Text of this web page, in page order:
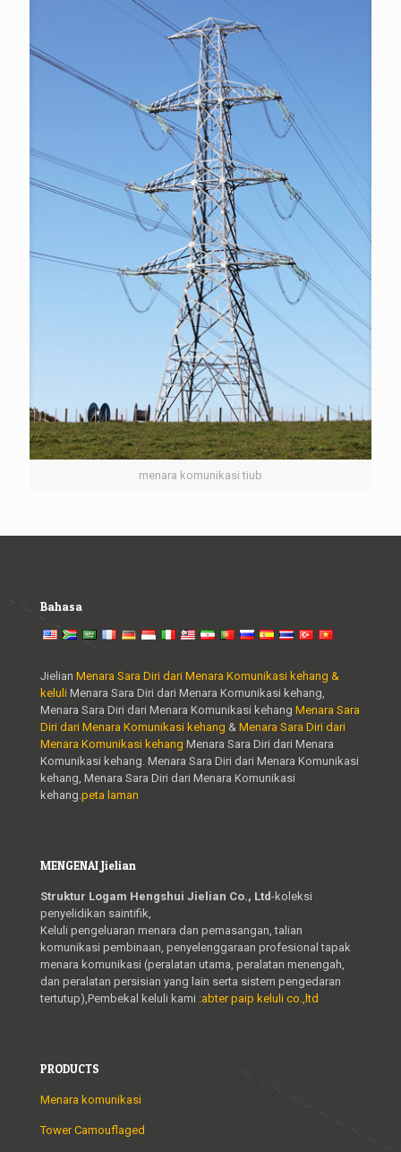
menara komunikasi tiub
Bahasa
Jielian Menara Sara Diri dari Menara Komunikasi kehang &
keluli Menara Sara Diri dari Menara Komunikasi kehang,
Menara Sara Diri dari Menara Komunikasi kehang Menara Sara
Diri dari Menara Komunikasi kehang & Menara Sara Diri dari
Menara Komunikasi kehang Menara Sara Diri dari Menara
Komunikasi kehang. Menara Sara Diri dari Menara Komunikasi
kehang, Menara Sara Diri dari Menara Komunikasi
kehang. peta laman
MENGENAI Jielian
Struktur Logam Hengshui Jielian Co., Ltd-koleksi
penyelidikan saintifik,
Keluli pengeluaran menara dan pemasangan, talian
komunikasi pembinaan, penyelenggaraan profesional tapak
menara komunikasi (peralatan utama, peralatan menengah,
dan peralatan persisian yang lain serta sistem pengedaran
tertutup),Pembekal keluli kami :abter paip keluli co.,ltd
PRODUCTS
Menara komunikasi
Tower Camouflaged